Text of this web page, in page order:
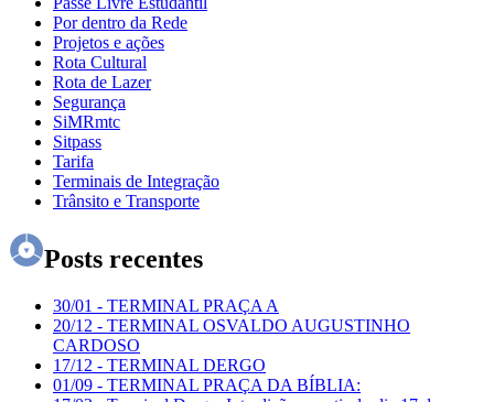
Por dentro da Rede
Projetos e ações
Rota Cultural
Rota de Lazer
Segurança
SiMRmtc
Sitpass
Tarifa
Terminais de Integração
Trânsito e Transporte
Posts recentes
30/01 - TERMINAL PRAÇA A
20/12 - TERMINAL OSVALDO AUGUSTINHO
CARDOSO
17/12 - TERMINAL DERGO
01/09 - TERMINAL PRAÇA DA BÍBLIA: